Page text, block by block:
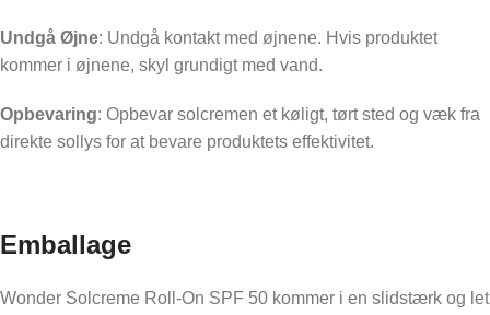
Undgå Øjne: Undgå kontakt med øjnene. Hvis produktet
kommer i øjnene, skyl grundigt med vand.
Opbevaring: Opbevar solcremen et køligt, tørt sted og væk fra
direkte sollys for at bevare produktets effektivitet.
Emballage
Wonder Solcreme Roll-On SPF 50 kommer i en slidstærk og let